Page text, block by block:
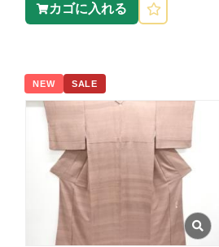
カゴに入れる
NEW SALE